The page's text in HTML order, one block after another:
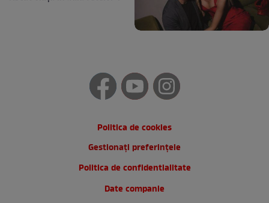
Politica de cookies
Gestionați preferințele
Politica de confidentialitate
Date companie